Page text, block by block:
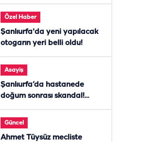
Özel Haber
Şanlıurfa'da yeni yapılacak
otogarın yeri belli oldu!
Asayiş
Şanlıurfa’da hastanede
doğum sonrası skandal!
Güncel
Ahmet Tüysüz mecliste